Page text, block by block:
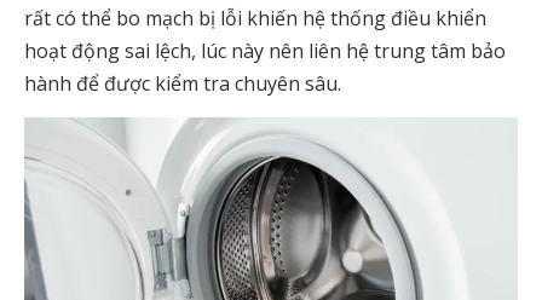
rất có thể bo mạch bị lỗi khiến hệ thống điều khiển
hoạt động sai lệch, lúc này nên liên hệ trung tâm bảo
hành để được kiểm tra chuyên sâu.